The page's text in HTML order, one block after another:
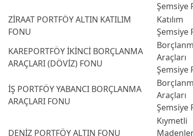
Şemsiye
ZİRAAT PORTFÖY ALTIN KATILIM
FONU
Katılım
Şemsiye
KAREPORTFÖY İKİNCİ BORÇLANMA
ARAÇLARI (DÖVİZ) FONU
Araçları
Şemsiye
İŞ PORTFÖY YABANCI BORÇLANMA
ARAÇLARI FONU
Araçları
Şemsiye
DENİZ PORTFÖY ALTIN FONU
Kıymetli